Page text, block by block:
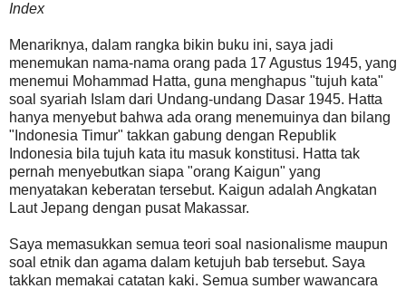
Index
Menariknya, dalam rangka bikin buku ini, saya jadi
menemukan nama-nama orang pada 17 Agustus 1945, yang
menemui Mohammad Hatta, guna menghapus "tujuh kata"
soal syariah Islam dari Undang-undang Dasar 1945. Hatta
hanya menyebut bahwa ada orang menemuinya dan bilang
"Indonesia Timur" takkan gabung dengan Republik
Indonesia bila tujuh kata itu masuk konstitusi. Hatta tak
pernah menyebutkan siapa "orang Kaigun" yang
menyatakan keberatan tersebut. Kaigun adalah Angkatan
Laut Jepang dengan pusat Makassar.
Saya memasukkan semua teori soal nasionalisme maupun
soal etnik dan agama dalam ketujuh bab tersebut. Saya
takkan memakai catatan kaki. Semua sumber wawancara